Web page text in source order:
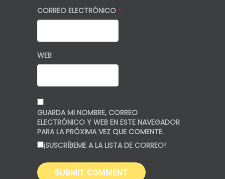
CORREO ELECTRÓNICO *
WEB
GUARDA MI NOMBRE, CORREO
ELECTRÓNICO Y WEB EN ESTE NAVEGADOR
PARA LA PRÓXIMA VEZ QUE COMENTE.
¡SUSCRÍBEME A LA LISTA DE CORREO!